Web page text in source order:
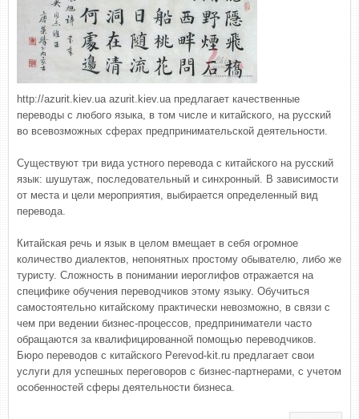
http://azurit.kiev.ua azurit.kiev.ua предлагает качественные
переводы с любого языка, в том числе и китайского, на русский
во всевозможных сферах предпринимательской деятельности.
Существуют три вида устного перевода с китайского на русский
язык: шушутаж, последовательный и синхронный. В зависимости
от места и цели мероприятия, выбирается определенный вид
перевода.
Китайская речь и язык в целом вмещает в себя огромное
количество диалектов, непонятных простому обывателю, либо же
туристу. Сложность в понимании иероглифов отражается на
специфике обучения переводчиков этому языку. Обучиться
самостоятельно китайскому практически невозможно, в связи с
чем при ведении бизнес-процессов, предприниматели часто
обращаются за квалифицированной помощью переводчиков.
Бюро переводов с китайского Рerevod-kit.ru предлагает свои
услуги для успешных переговоров с бизнес-партнерами, с учетом
особенностей сферы деятельности бизнеса.